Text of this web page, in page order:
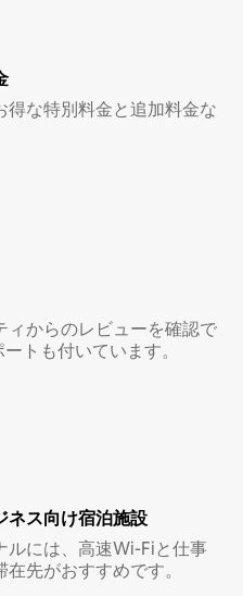
な特別料金と追加料金な
ィからのレビューを確認で
トも付いています。
ネ⁠ス⁠向⁠け宿⁠泊⁠施⁠設
ルには、高速Wi-Fiと仕事
先がおすすめです。